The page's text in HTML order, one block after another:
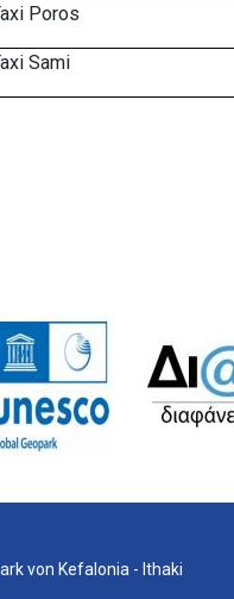
Poros
Sami
von Kefalonia - Ithaki